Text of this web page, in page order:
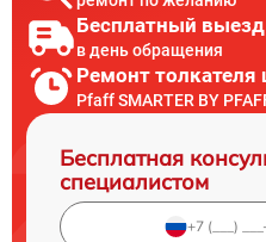
Бесплатный выезд
в день обращения
Ремонт
Pfaff SMARTER BY
Бесплатная
специалистом